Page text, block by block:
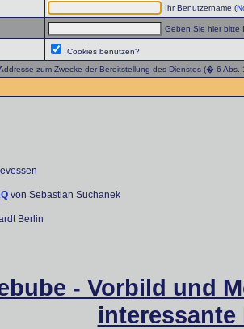
Ihr Benutzername (
Geben Sie hier bitte
Cookies benutzen?
zum Zwecke der Bereitstellung des Dienstes (� 6
von Sebastian Suchanek
Berlin
- Vorbild und